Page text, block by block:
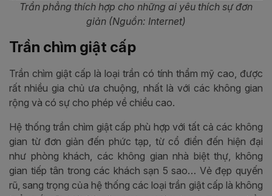
Trần phẳng thích hợp cho những ai yêu thích sự đơn
giản (Nguồn: Internet)
Trần chìm giật cấp
Trần chìm giật cấp là loại trần có tính thẩm mỹ cao, được
rất nhiều gia chủ ưa chuộng, nhất là với các không gian
rộng và có sự cho phép về chiều cao.
Hệ thống trần chìm giật cấp phù hợp với tất cả các không
gian từ đơn giản đến phức tạp, từ cổ điển đến hiện đại
như phòng khách, các không gian nhà biệt thự, không
gian tiếp tân trong các khách sạn 5 sao… Vẻ đẹp quyến
rũ, sang trọng của hệ thống các loại trần giật cấp là không